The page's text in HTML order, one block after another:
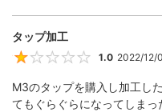
タップ加工
1.0 2022/12/
M3のタップを購入し加工し
てもぐらぐらになってしま